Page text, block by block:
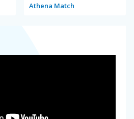
Athena Match